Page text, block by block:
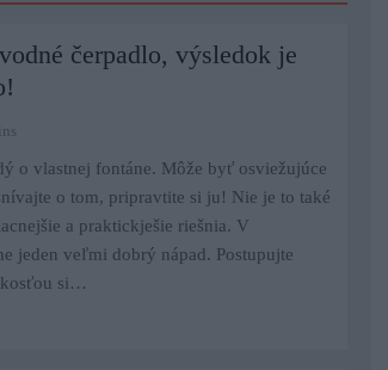
čerpadlo, výsledok je
o vlastnej fontáne. Môže byť osviežujúce
o tom, pripravtite si ju! Nie je to také
a praktickješie riešnia. V
jeden veľmi dobrý nápad. Postupujte
si…